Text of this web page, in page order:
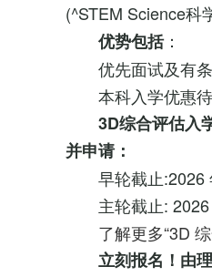
(^STEM Science科
优势包括：
优先面试及有
本科入学优惠
3D综合评估入
并申请：
早轮截止:2026
主轮截止:
了解更多“3D
立刻报名！ 由